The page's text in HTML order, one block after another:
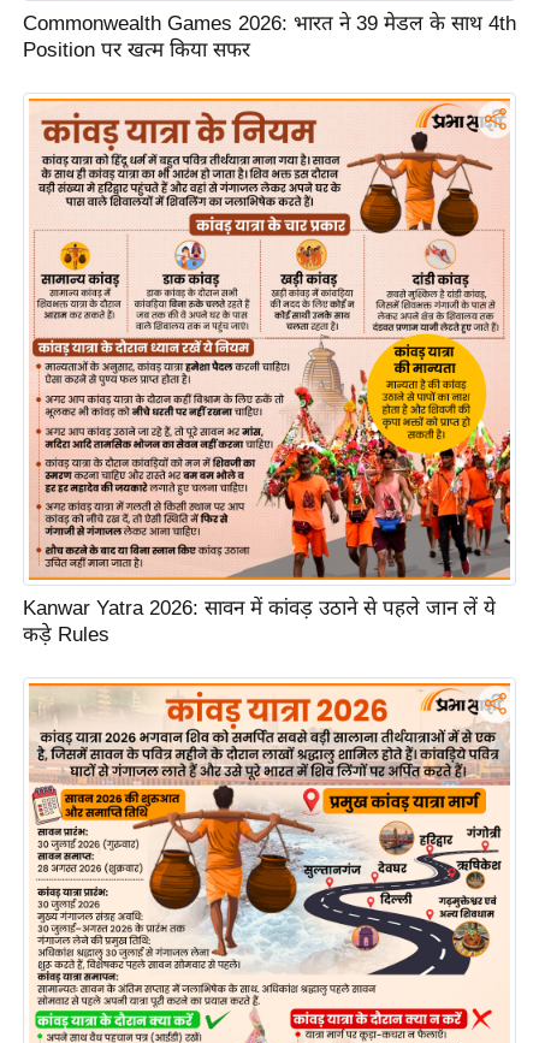
र्ल्ड
न्यू
ज
ब्री
फ
म
रं
ज
न
ज
ग
त
बॉ
ली
वु
हॉ
ली
वु
फि
ल्म
स
मी
क्षा
B
e
a
k
Commonwealth Games 2026: भारत ने 39 मेडल के साथ 4th
Position पर खत्म किया सफर
Kanwar Yatra 2026: सावन में कांवड़ उठाने से पहले जान लें ये
कड़े Rules